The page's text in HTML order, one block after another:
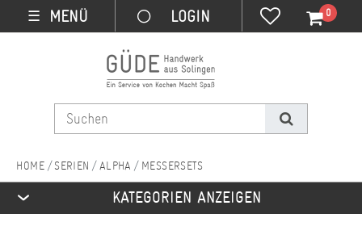
☰ MENÜ 0
SERIEN ALPHA MESSERSETS
KATEGORIEN ANZEIGEN